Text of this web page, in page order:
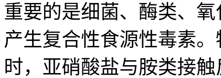
重要的是细菌、酶类、
产生复合性食源性毒素
时，亚硝酸盐与胺类接